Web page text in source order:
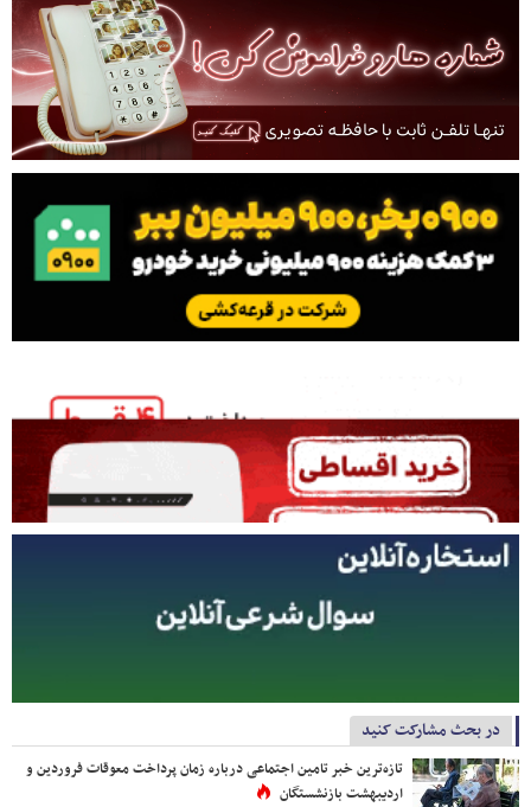
در بحث مشارکت کنید
تازه‌ترین خبر تامین اجتماعی درباره زمان پرداخت معوقات فروردین و
اردیبهشت بازنشستگان